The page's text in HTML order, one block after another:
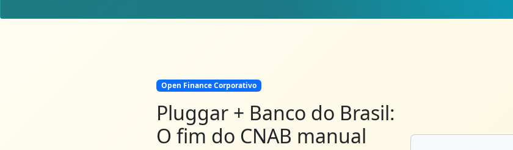
Open Finance Corporativo
Pluggar + Banco do Brasil:
O fim do CNAB manual